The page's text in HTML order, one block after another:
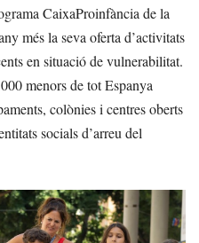
CaixaProinfància de la
més la seva oferta d’activitats
en situació de vulnerabilitat.
menors de tot Espanya
colònies i centres oberts
socials d’arreu del